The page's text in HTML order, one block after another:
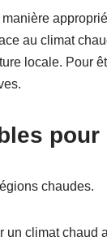
au climat
locale. Pour
pour
chaudes.
climat chaud